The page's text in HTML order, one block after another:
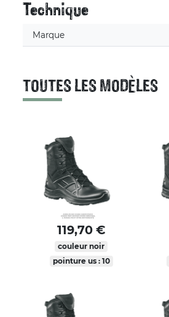
Technique
Marque
TOUTES LES MODÈLES
119,70 €
couleur noir
pointure us : 10